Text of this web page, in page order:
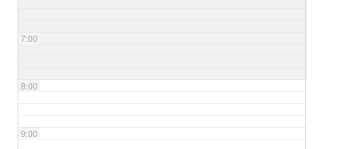
7:00
8:00
9:00